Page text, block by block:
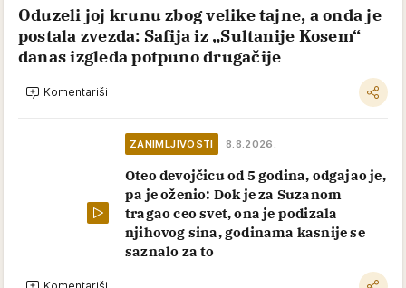
Oduzeli joj krunu zbog velike tajne, a onda je
postala zvezda: Safija iz „Sultanije Kosem“
danas izgleda potpuno drugačije
Komentariši
ZANIMLJIVOSTI 8.8.2026.
Oteo devojčicu od 5 godina, odgajao je,
pa je oženio: Dok je za Suzanom
tragao ceo svet, ona je podizala
njihovog sina, godinama kasnije se
saznalo za to